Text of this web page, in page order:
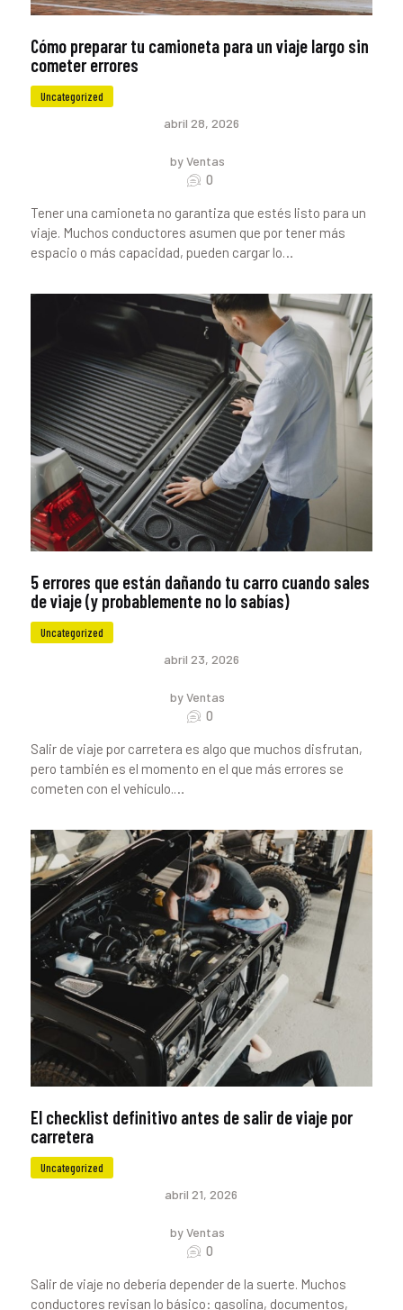
Cómo preparar tu camioneta para un viaje largo sin
cometer errores
Uncategorized
abril 28, 2026
by Ventas
0
Tener una camioneta no garantiza que estés listo para un
viaje. Muchos conductores asumen que por tener más
espacio o más capacidad, pueden cargar lo…
5 errores que están dañando tu carro cuando sales
de viaje (y probablemente no lo sabías)
Uncategorized
abril 23, 2026
by Ventas
0
Salir de viaje por carretera es algo que muchos disfrutan,
pero también es el momento en el que más errores se
cometen con el vehículo.…
El checklist definitivo antes de salir de viaje por
carretera
Uncategorized
abril 21, 2026
by Ventas
0
Salir de viaje no debería depender de la suerte. Muchos
conductores revisan lo básico: gasolina, documentos,